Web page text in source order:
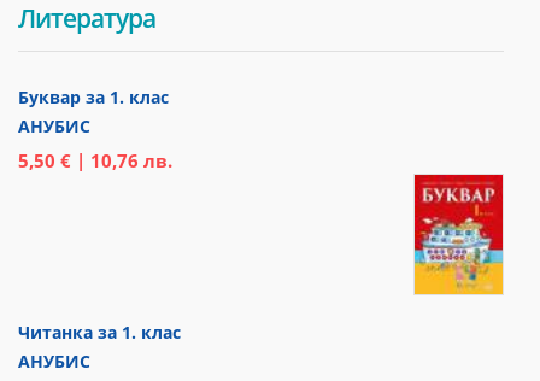
Литература
Буквар за 1. клас
АНУБИС
5,50 € | 10,76 лв.
Читанка за 1. клас
АНУБИС